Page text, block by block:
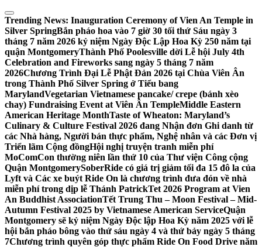
Skip
to
content
Trending News: Inauguration Ceremony of Vien An Temple in
Silver SpringBắn pháo hoa vào 7 giờ 30 tối thứ Sáu ngày 3
tháng 7 năm 2026 kỷ niệm Ngày Độc Lập Hoa Kỳ 250 năm tại
quận MontgomeryThành Phố Poolesville dời Lễ hội July 4th
Celebration and Fireworks sang ngày 5 tháng 7 năm
2026Chương Trình Đại Lễ Phật Đản 2026 tại Chùa Viên Ân
trong Thành Phố Silver Spring ở Tiểu bang
MarylandVegetarian Vietnamese pancake/ crepe (bánh xèo
chay) Fundraising Event at Viên Ân TempleMiddle Eastern
American Heritage MonthTaste of Wheaton: Maryland’s
Culinary & Culture Festival 2026 đang Nhận đơn Ghi danh từ
các Nhà hàng, Người bán thực phẩm, Nghệ nhân và các Đơn vị
Triển lãm Cộng đồngHội nghị truyện tranh miễn phí
MoComCon thường niên lần thứ 10 của Thư viện Công cộng
Quận MontgomerySoberRide có giá trị giảm tối đa 15 đô la của
Lyft và Các xe buýt Ride On là chương trình đưa đón về nhà
miễn phí trong dịp lễ Thánh PatrickTet 2026 Program at Vien
An Buddhist AssociationTết Trung Thu – Moon Festival – Mid-
Autumn Festival 2025 by Vietnamese American ServiceQuận
Montgomery sẽ kỷ niệm Ngày Độc lập Hoa Kỳ năm 2025 với lễ
hội bắn pháo bông vào thứ sáu ngày 4 và thứ bảy ngày 5 tháng
7Chương trình quyên góp thực phẩm Ride On Food Drive năm